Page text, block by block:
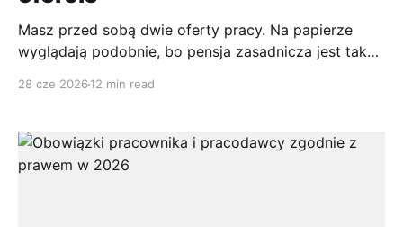
Masz przed sobą dwie oferty pracy. Na papierze
wyglądają podobnie, bo pensja zasadnicza jest taka
życia, w drugiej tylko kilka modnych haseł
wrzuconych do ogłoszenia. Właśnie dlatego
28 cze 2026 12 min read